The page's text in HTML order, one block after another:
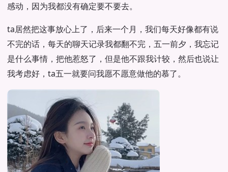
感动，因为我都没有确定要不要去。
ta居然把这事放心上了，后来一个月，我们每天好像都有说
不完的话，每天的聊天记录我都翻不完，五一前夕，我忘记
是什么事情，把他惹怒了，但是他不跟我计较，然后也说让
我考虑好，ta五一就要问我愿不愿意做他的慕了。